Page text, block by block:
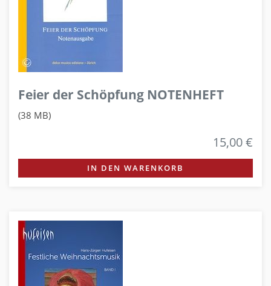
Feier der Schöpfung NOTENHEFT
(38 MB)
15,00 €
IN DEN WARENKORB